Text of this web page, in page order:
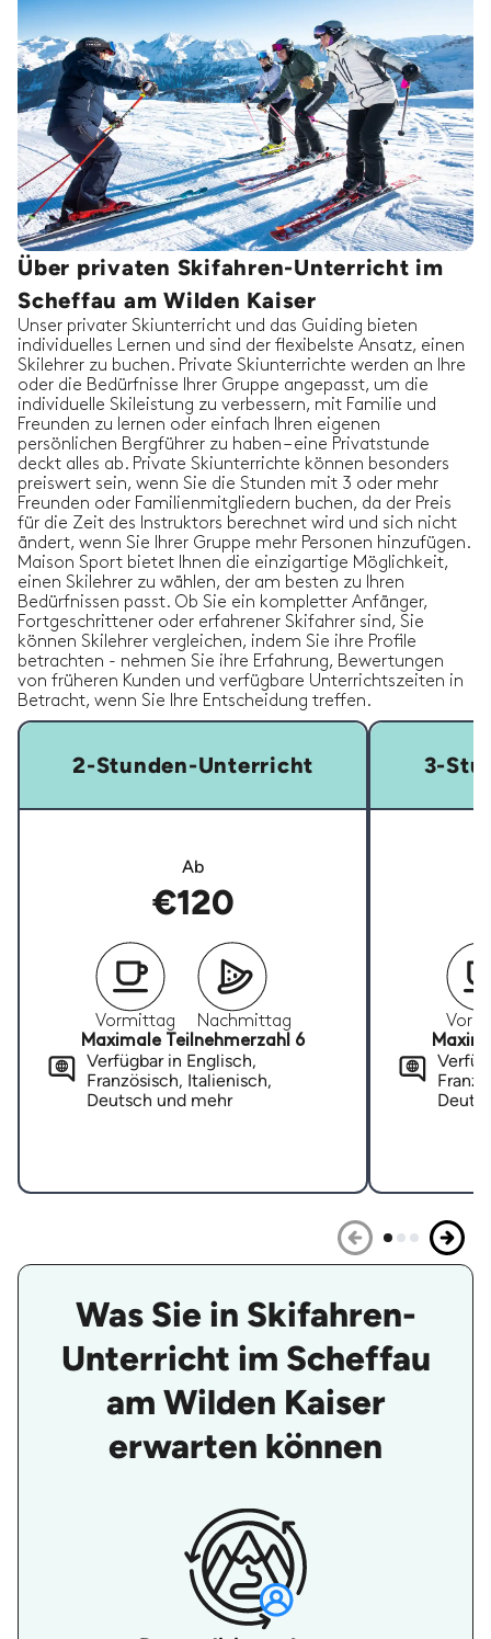
Über privaten Skifahren-Unterricht im
Scheffau am Wilden Kaiser
Unser privater Skiunterricht und das Guiding bieten
individuelles Lernen und sind der flexibelste Ansatz, einen
Skilehrer zu buchen. Private Skiunterrichte werden an Ihre
oder die Bedürfnisse Ihrer Gruppe angepasst, um die
individuelle Skileistung zu verbessern, mit Familie und
Freunden zu lernen oder einfach Ihren eigenen
persönlichen Bergführer zu haben – eine Privatstunde
deckt alles ab. Private Skiunterrichte können besonders
preiswert sein, wenn Sie die Stunden mit 3 oder mehr
Freunden oder Familienmitgliedern buchen, da der Preis
für die Zeit des Instruktors berechnet wird und sich nicht
ändert, wenn Sie Ihrer Gruppe mehr Personen hinzufügen.
Maison Sport bietet Ihnen die einzigartige Möglichkeit,
einen Skilehrer zu wählen, der am besten zu Ihren
Bedürfnissen passt. Ob Sie ein kompletter Anfänger,
Fortgeschrittener oder erfahrener Skifahrer sind, Sie
können Skilehrer vergleichen, indem Sie ihre Profile
betrachten - nehmen Sie ihre Erfahrung, Bewertungen
von früheren Kunden und verfügbare Unterrichtszeiten in
Betracht, wenn Sie Ihre Entscheidung treffen.
2-Stunden-Unterricht
Ab
€120
Vormittag
Nachmittag
Maximale Teilnehmerzahl 6
Verfügbar in Englisch,
Französisch, Italienisch,
Deutsch und mehr
3-
Was Sie in Skifahren-
Unterricht im Scheffau
am Wilden Kaiser
erwarten können